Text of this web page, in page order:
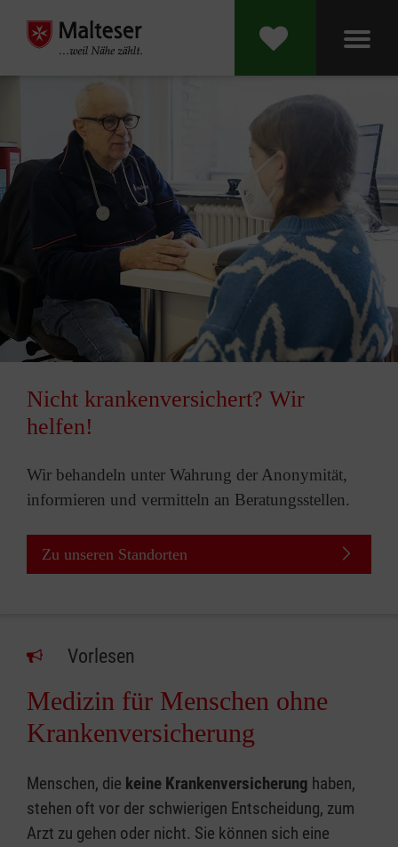
Nicht krankenversichert? Wir
helfen!
Wir behandeln unter Wahrung der Anonymität,
informieren und vermitteln an Beratungsstellen.
Zu unseren Standorten
Vorlesen
Medizin für Menschen ohne
Krankenversicherung
Menschen, die keine Krankenversicherung haben,
stehen oft vor der schwierigen Entscheidung, zum
Arzt zu gehen oder nicht. Sie können sich eine